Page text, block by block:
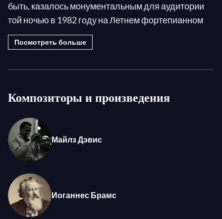
быть, казалось монументальным для аудитории
той ночью в 1982 году на Летнем фортепианном
фестивале в Мюнхене. За свою 50-летнюю
карьеру Гульда был известен как один из
вторжениями в джаз с середины 50-х годов, где он
нашел "ритмический драйв, риск, абсолютный
контраст с бледным, академическим подходом",
которому его учили. Кориа также был пианистом,
который выходил за пределы своего
формирующего стиля. Этот ветеран, обладатель
25 премий Грэмми, был ориентиром не только в
джазе, но и в латиноамериканской музыке,
фьюжне и классической интерпретации.
Посмотреть больше
Композиторы и произведения
Майлз Дэвис
Иоганнес Брамс